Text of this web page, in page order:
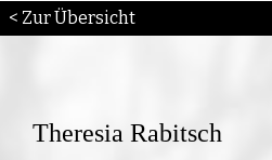
< Zur Übersicht
Theresia Rabitsch